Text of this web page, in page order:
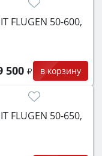
FLUGEN 50-600,
500 в корзину
FLUGEN 50-650,